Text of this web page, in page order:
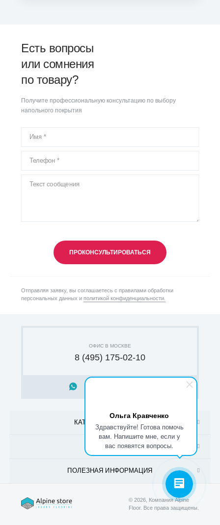
Ольга Кравченко
Здравствуйте! Готова помочь
вам. Напишите мне, если у
вас появятся вопросы.
Есть вопросы
или сомнения
по товару?
Получите профессиональную консультацию по выбору
напольного покрытия
ПРОКОНСУЛЬТИРОВАТЬСЯ
Отправляя заявку, вы соглашаетесь с правилами обработки
персональных данных и политикой конфиденциальности.
КАТАЛОГ ПРОДУКЦИИ
ПОКУПАТЕЛЮ
ПОЛЕЗНАЯ ИНФОРМАЦИЯ
ОФИС В МОСКВЕ
8 (495) 175-02-10
© 2026, Компания Alpine
Floor. Все права защищены.